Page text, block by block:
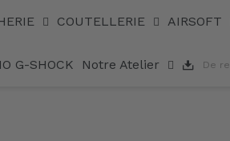
COUTELLERIE AIRSOFT
G-SHOCK Notre Atelier De